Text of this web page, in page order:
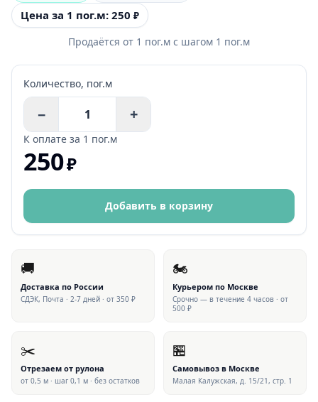
Цена за 1 пог.м: 250 ₽
Продаётся от 1 пог.м с шагом 1 пог.м
Количество, пог.м
− +
К оплате за 1 пог.м
250₽
Добавить в корзину
🚚
Доставка по России
СДЭК, Почта · 2-7 дней · от 350 ₽
🏍
Курьером по Москве
Срочно — в течение 4 часов · от
500 ₽
✂️
Отрезаем от рулона
от 0,5 м · шаг 0,1 м · без остатков
🏪
Самовывоз в Москве
Малая Калужская, д. 15/21, стр. 1